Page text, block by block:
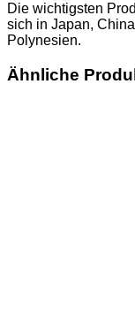
Die wichtigsten
sich in Japan,
Polynesien.
Ähnliche